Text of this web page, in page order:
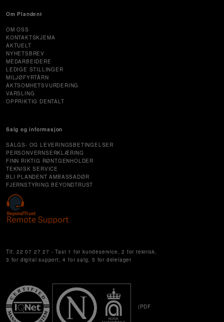
Om Plandent
OM OSS
KONTAKTSKJEMA
AKTUELT
NYHETSBREV
MEDARBEIDERE
LEDIGE STILLINGER
MILJØFYRTÅRN
AKTSOMHETSVURDERING
VARSLING
OPPRIKTIG DENTALT
Salg og informasjon
SALGS- OG LEVERINGSBETINGELSER
PERSONVERNSERKLÆRING
FINN RIKTIG RØNTGENHOLDER
TEKNISK SERVICE
BLI PLANDENT AMBASSADØR
FJERNSTYRING BEYONDTRUST
Tlf. 22 07 27 27 - Tast 1 for kundeservice, 2 for teknisk,
3 for digital support, 4 for salg, 5 for delelager
(PDF